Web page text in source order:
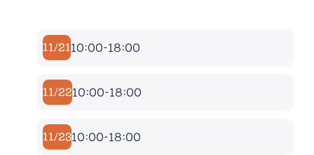
11/21 10:00-18:00
11/2210:00-18:00
11/2310:00-18:00